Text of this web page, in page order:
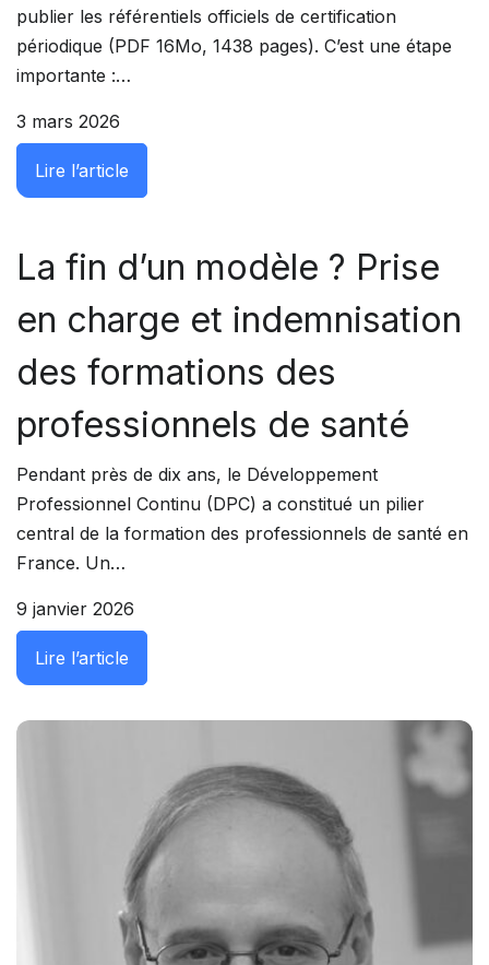
publier les référentiels officiels de certification
périodique (PDF 16Mo, 1438 pages). C’est une étape
importante :…
3 mars 2026
Lire l’article
La fin d’un modèle ? Prise
en charge et indemnisation
des formations des
professionnels de santé
Pendant près de dix ans, le Développement
Professionnel Continu (DPC) a constitué un pilier
central de la formation des professionnels de santé en
France. Un…
9 janvier 2026
Lire l’article